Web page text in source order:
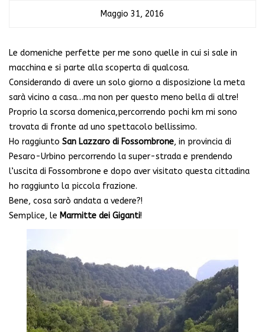
Maggio 31, 2016
Le domeniche perfette per me sono quelle in cui si sale in
macchina e si parte alla scoperta di qualcosa.
Considerando di avere un solo giorno a disposizione la meta
sarà vicino a casa…ma non per questo meno bella di altre!
Proprio la scorsa domenica,percorrendo pochi km mi sono
trovata di fronte ad uno spettacolo bellissimo.
Ho raggiunto San Lazzaro di Fossombrone, in provincia di
Pesaro-Urbino percorrendo la super-strada e prendendo
l’uscita di Fossombrone e dopo aver visitato questa cittadina
ho raggiunto la piccola frazione.
Bene, cosa sarò andata a vedere?!
Semplice, le Marmitte dei Giganti!